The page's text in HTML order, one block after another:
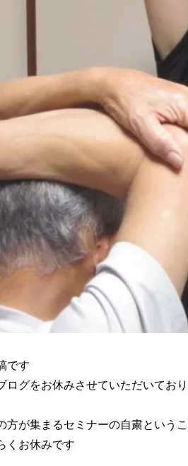
です
ログをお休みさせていただいてお
方が集まるセミナーの自粛という
くお休みです